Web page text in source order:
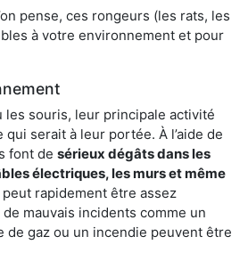
pense, ces rongeurs (les rats, les
à votre environnement et pour
les souris, leur principale activité
qui serait à leur portée. À l’aide de
font de sérieux dégâts dans les
électriques, les murs et même
peut rapidement être assez
mauvais incidents comme un
gaz ou un incendie peuvent être